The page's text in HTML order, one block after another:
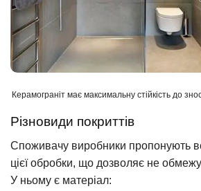
Керамограніт має максимальну стійкість до
Різновиди покриттів
Споживачу виробники пропонують
цієї обробки, що дозволяє не
У ньому є матеріал: